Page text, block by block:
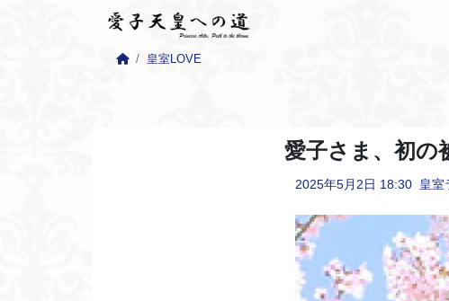
皇室LOVE
愛子さま、初の
2025年5月2日 18:30 皇室